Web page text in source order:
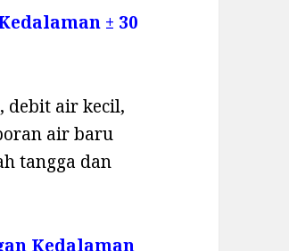
± 30
debit air kecil,
air baru
tangga dan
Kedalaman